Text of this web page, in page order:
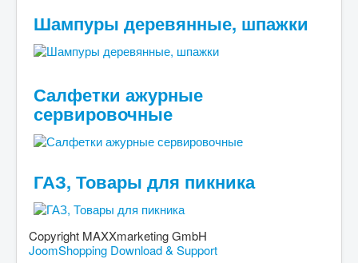
Шампуры деревянные, шпажки
Салфетки ажурные
сервировочные
ГАЗ, Товары для пикника
Copyright MAXXmarketing GmbH
JoomShopping Download & Support